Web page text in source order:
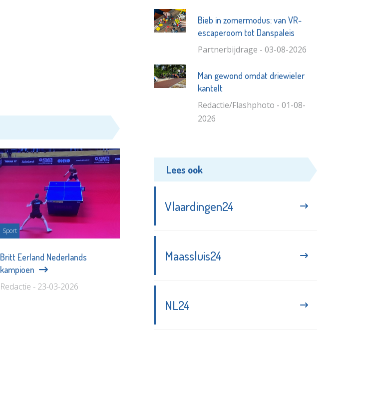
Sport
Britt Eerland Nederlands
kampioen
Redactie - 23-03-2026
Bieb in zomermodus: van VR-
escaperoom tot Danspaleis
Partnerbijdrage - 03-08-2026
Man gewond omdat driewieler
kantelt
Redactie/Flashphoto - 01-08-
2026
Lees ook
Vlaardingen24
Maassluis24
NL24